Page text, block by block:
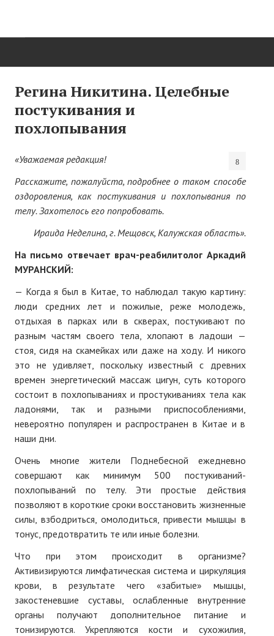
Нас поздравляют...
Там, где мы бывали...
О нас пишут
О журнале
Памяти Игоря Сосновского
Презентация новых книг
Редакционный совет
Нам пишут
Политика обработки персональных данных
Согласие на обработку персональных данных
АРХИВ
2025 г.
№ 10
№ 11
№ 12
№ 1
№ 2
№ 3
№ 4
№ 5
№ 6
Регина Никитина. Целебные
постукивания и
похлопывания
«Уважаемая редакция!
Расскажите, пожалуйста, подробнее о таком способе
оздоровления, как постукивания и похлопывания по
телу. Захотелось его попробовать.
Ираида Неделина, г. Мещовск, Калужская область».
На письмо отвечает врач-реабилитолог Аркадий
МУРАНСКИЙ:
— Когда я был в Китае, то наблюдал такую картину:
люди средних лет и пожилые, реже молодежь,
отдыхая в парках или в скверах, постукивают по
разным частям своего тела, хлопают в ладоши —
стоя, сидя на скамейках или даже на ходу. И никого
это не удивляет, поскольку известный с древних
времен энергетический массаж цигун, суть которого
состоит в похлопываниях и простукиваниях тела как
ладонями, так и разными приспособлениями,
невероятно популярен и распространен в Китае и в
наши дни.
Очень многие жители Поднебесной ежедневно
совершают как минимум 500 постукиваний-
похлопываний по телу. Эти простые действия
позволяют в короткие сроки восстановить жизненные
силы, взбодриться, омолодиться, привести мышцы в
тонус, предотвратить те или иные болезни.
Что при этом происходит в организме?
Активизируются лимфатическая система и циркуляция
крови, в результате чего «забитые» мышцы,
закостеневшие суставы, ослабленные внутренние
органы получают дополнительное питание и
тонизируются. Укрепляются кости и сухожилия,